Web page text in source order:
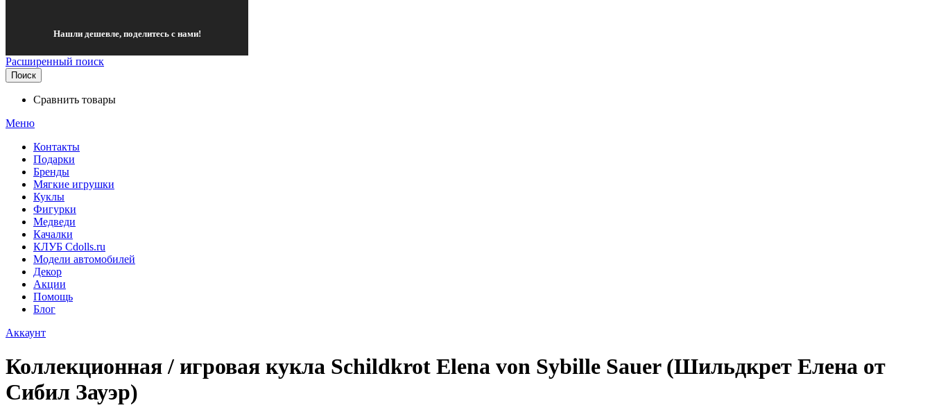
Нашли дешевле, поделитесь с нами!
Расширенный поиск
Поиск
Сравнить товары
Меню
Контакты
Подарки
Бренды
Мягкие игрушки
Куклы
Фигурки
Медведи
Качалки
КЛУБ Cdolls.ru
Модели автомобилей
Декор
Акции
Помощь
Блог
Аккаунт
Коллекционная / игровая кукла Schildkrot Elena von Sybille Sauer (Шильдкрет Елена от
Сибил Зауэр)